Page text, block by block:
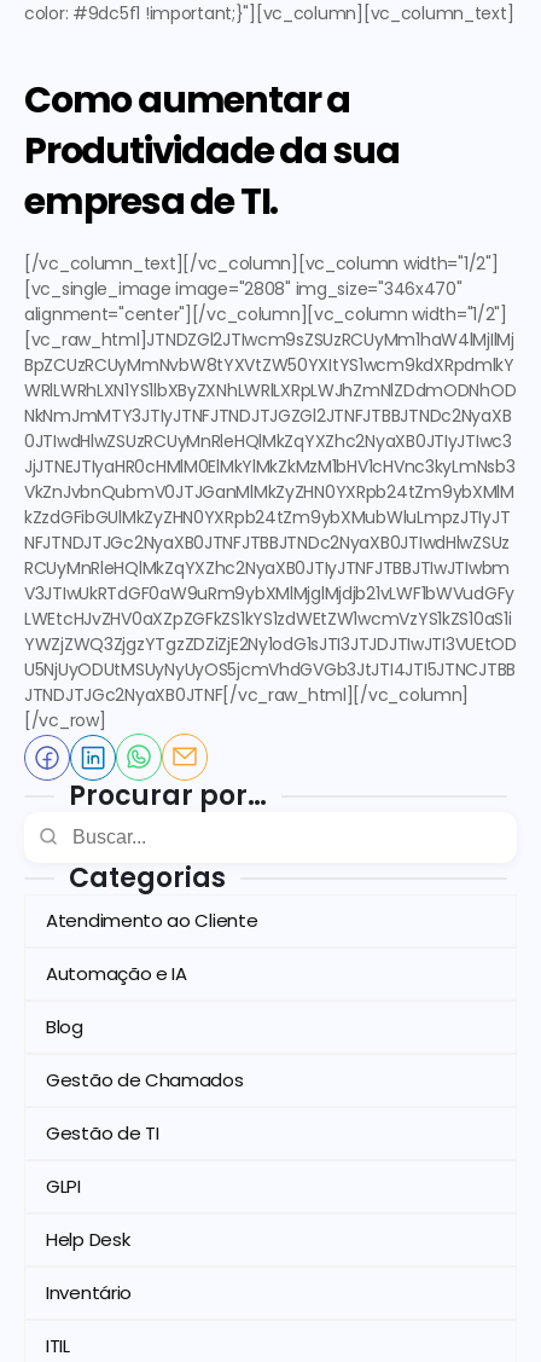
color: #9dc5f1 !important;}"][vc_column][vc_column_text]
Como aumentar a
Produtividade da sua
empresa de TI.
[/vc_column_text][/vc_column][vc_column width="1/2"]
[vc_single_image image="2808" img_size="346x470"
alignment="center"][/vc_column][vc_column width="1/2"]
[vc_raw_html]JTNDZGl2JTIwcm9sZSUzRCUyMm1haW4lMjIlMj
BpZCUzRCUyMmNvbW8tYXVtZW50YXItYS1wcm9kdXRpdmlkY
WRlLWRhLXN1YS1lbXByZXNhLWRlLXRpLWJhZmNlZDdmODNhOD
NkNmJmMTY3JTIyJTNFJTNDJTJGZGl2JTNFJTBBJTNDc2NyaXB
0JTIwdHlwZSUzRCUyMnRleHQlMkZqYXZhc2NyaXB0JTIyJTIwc3
JjJTNEJTIyaHR0cHMlM0ElMkYlMkZkMzM1bHV1cHVnc3kyLmNsb3
VkZnJvbnQubmV0JTJGanMlMkZyZHN0YXRpb24tZm9ybXMlM
kZzdGFibGUlMkZyZHN0YXRpb24tZm9ybXMubWluLmpzJTIyJT
NFJTNDJTJGc2NyaXB0JTNFJTBBJTNDc2NyaXB0JTIwdHlwZSUz
RCUyMnRleHQlMkZqYXZhc2NyaXB0JTIyJTNFJTBBJTIwJTIwbm
V3JTIwUkRTdGF0aW9uRm9ybXMlMjglMjdjb21vLWF1bWVudGFy
LWEtcHJvZHV0aXZpZGFkZS1kYS1zdWEtZW1wcmVzYS1kZS10aS1i
YWZjZWQ3ZjgzYTgzZDZiZjE2Ny1odG1sJTI3JTJDJTIwJTI3VUEtOD
U5NjUyODUtMSUyNyUyOS5jcmVhdGVGb3JtJTI4JTI5JTNCJTBB
JTNDJTJGc2NyaXB0JTNF[/vc_raw_html][/vc_column]
[/vc_row]
Procurar por…
Categorias
Atendimento ao Cliente
Automação e IA
Blog
Gestão de Chamados
Gestão de TI
GLPI
Help Desk
Inventário
ITIL